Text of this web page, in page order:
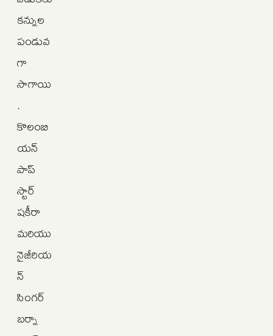
కన్నుల
పండువ
గా
సాగాయి
.
కొలంబి
యన్
పాప్
స్టార్
షకీరా
మరియు
నైజీరియ
న్
సింగర్
బర్నా